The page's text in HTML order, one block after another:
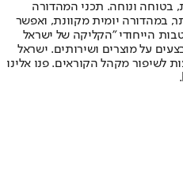
בטוחה ונוחה. תכני המהדורה
במהדורה יומית מקוונת, ואפשר
הייחודי "הקליקה של ישראל
על מוצרים ושירותים. ישראל
לשיפור מקהל הקוראים. פנו אלינו